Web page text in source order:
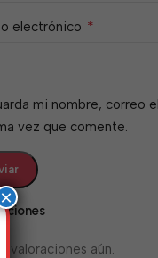
valoraciones aún.
electrónico *
mi nombre, correo
vez que comente.
×